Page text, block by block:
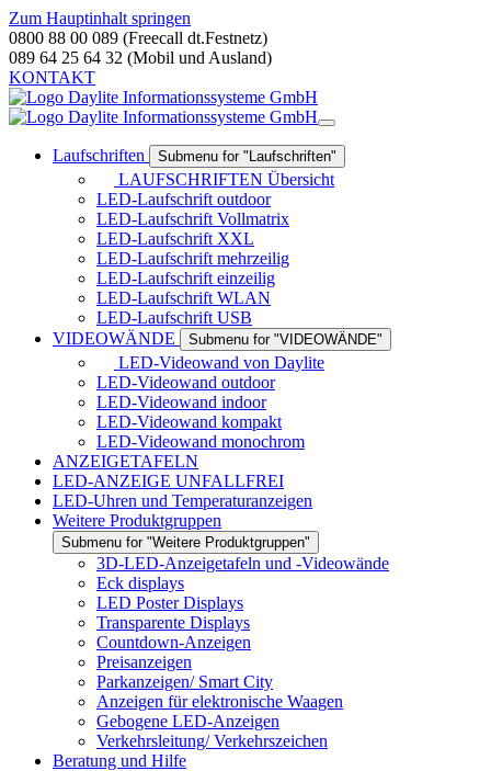
Zum Hauptinhalt springen
0800 88 00 089 (Freecall dt.Festnetz)
089 64 25 64 32 (Mobil und Ausland)
KONTAKT
Laufschriften Submenu for "Laufschriften"
LAUFSCHRIFTEN Übersicht
LED-Laufschrift outdoor
LED-Laufschrift Vollmatrix
LED-Laufschrift XXL
LED-Laufschrift mehrzeilig
LED-Laufschrift einzeilig
LED-Laufschrift WLAN
LED-Laufschrift USB
VIDEOWÄNDE
Submenu for "VIDEOWÄNDE"
LED-Videowand von Daylite
LED-Videowand outdoor
LED-Videowand indoor
LED-Videowand kompakt
LED-Videowand monochrom
ANZEIGETAFELN
LED-ANZEIGE UNFALLFREI
LED-Uhren und Temperaturanzeigen
Weitere Produktgruppen
Submenu for "Weitere Produktgruppen"
3D-LED-Anzeigetafeln und -Videowände
Eck displays
LED Poster Displays
Transparente Displays
Countdown-Anzeigen
Preisanzeigen
Parkanzeigen/ Smart City
Anzeigen für elektronische Waagen
Gebogene LED-Anzeigen
Verkehrsleitung/ Verkehrszeichen
Beratung und Hilfe